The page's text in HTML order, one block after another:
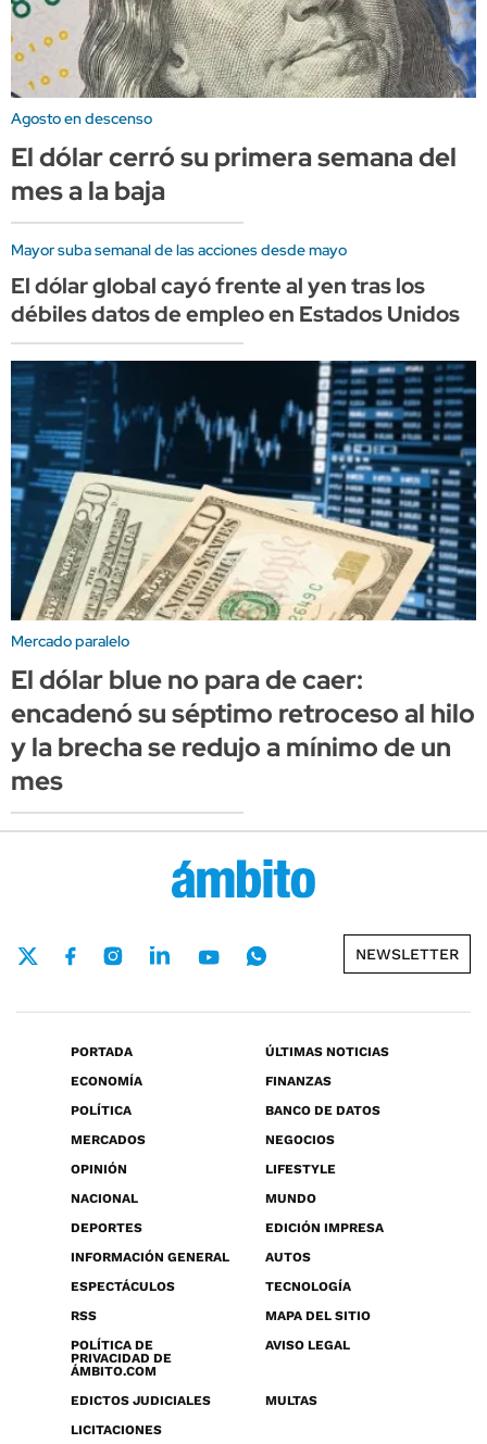
Agosto en descenso
El dólar cerró su primera semana del
mes a la baja
Mayor suba semanal de las acciones desde mayo
El dólar global cayó frente al yen tras los
débiles datos de empleo en Estados Unidos
Mercado paralelo
El dólar blue no para de caer:
encadenó su séptimo retroceso al hilo
y la brecha se redujo a mínimo de un
mes
NEWSLETTER
PORTADA
ÚLTIMAS NOTICIAS
ECONOMÍA
FINANZAS
POLÍTICA
BANCO DE DATOS
MERCADOS
NEGOCIOS
OPINIÓN
LIFESTYLE
NACIONAL
MUNDO
DEPORTES
EDICIÓN IMPRESA
INFORMACIÓN GENERAL
AUTOS
ESPECTÁCULOS
TECNOLOGÍA
RSS
MAPA DEL SITIO
POLÍTICA DE
PRIVACIDAD DE
ÁMBITO.COM
AVISO LEGAL
EDICTOS JUDICIALES
MULTAS
LICITACIONES